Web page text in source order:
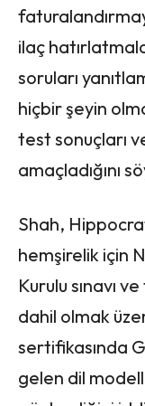
ilaç
soruları
hiçbir şeyin
test sonuçları
amaçladığını
Shah,
hemşirelik için
Kurulu sınavı
dahil olmak
sertifikasında
gelen dil